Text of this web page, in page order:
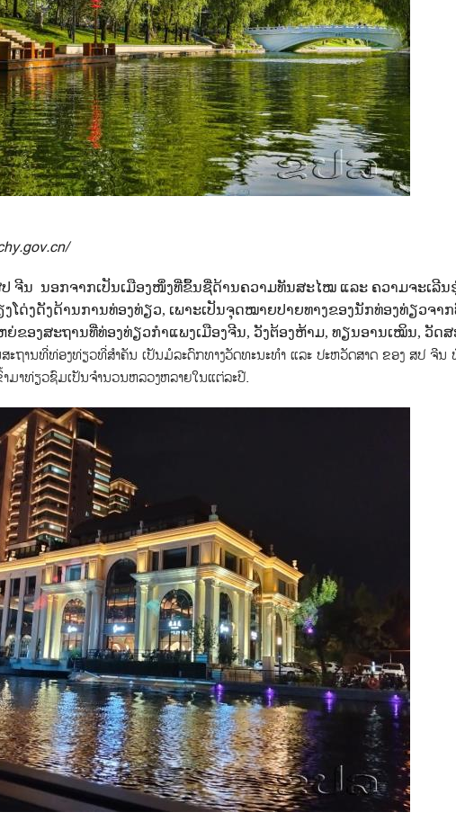
ຈີນ ນອກຈາກເປັນເມືອງໜຶ່ງທີ່ຂຶ້ນຊື່ດ້ານຄວາມທັນສະໄໝ ແລະ ຄວາມຈະເລີນ
ງໂດ່ງດັງດ້ານການທ່ອງທ່ຽວ, ເພາະເປັນຈຸດໝາຍປາຍທາງຂອງນັກທ່ອງທ່ຽວຈາ
ຂອງສະຖານທີ່ທ່ອງທ່ຽວກຳແພງເມືອງຈີນ, ວັງຕ້ອງຫ້າມ, ທຽນອານເໝິນ, ວັດ
ະຖານທີ່ທ່ອງທ່ຽວທີ່ສຳຄັນ ເປັນມໍລະດົກທາງວັດທະນະທຳ ແລະ ປະຫວັດສາດ ຂອງ ສປ ຈີນ
າມາທ່ຽວຊົມເປັນຈຳນວນຫລວງຫລາຍໃນແຕ່ລະປີ.